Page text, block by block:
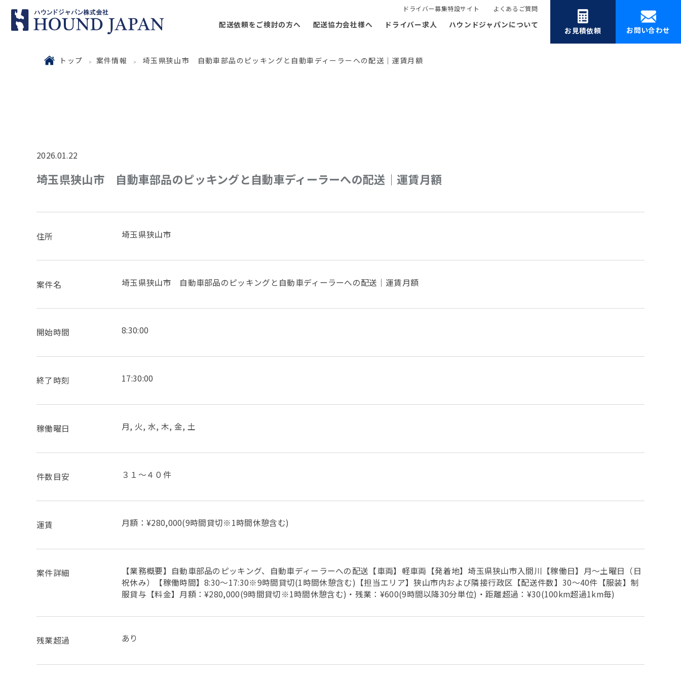
ドライバー募集特設サイト よくあるご質問
配送依頼をご検討の方へ 配送協力会社様へ ドライバー求人 ハウンドジャパンについて
お見積依頼 お問い合わせ
トップ 案件情報 埼玉県狭山市 自動車部品のピッキングと自動車ディーラーへの配送｜運賃月額
2026.01.22
埼玉県狭山市 自動車部品のピッキングと自動車ディーラーへの配送｜運賃月額
住所 埼玉県狭山市
案件名 埼玉県狭山市 自動車部品のピッキングと自動車ディーラーへの配送｜運賃月額
開始時間 8:30:00
終了時刻 17:30:00
稼働曜日 月, 火, 水, 木, 金, 土
件数目安 ３１～４０件
運賃 月額：¥280,000(9時間貸切※1時間休憩含む)
案件詳細
【業務概要】自動車部品のピッキング、自動車ディーラーへの配送【車両】軽車両【発着地】埼玉県狭山市入間川【稼働日】月～土曜日（日
祝休み）【稼働時間】8:30～17:30※9時間貸切(1時間休憩含む)【担当エリア】狭山市内および隣接行政区【配送件数】30～40件【服装】制
服貸与【料金】月額：¥280,000(9時間貸切※1時間休憩含む)・残業：¥600(9時間以降30分単位)・距離超過：¥30(100km超過1km毎)
残業超過 あり